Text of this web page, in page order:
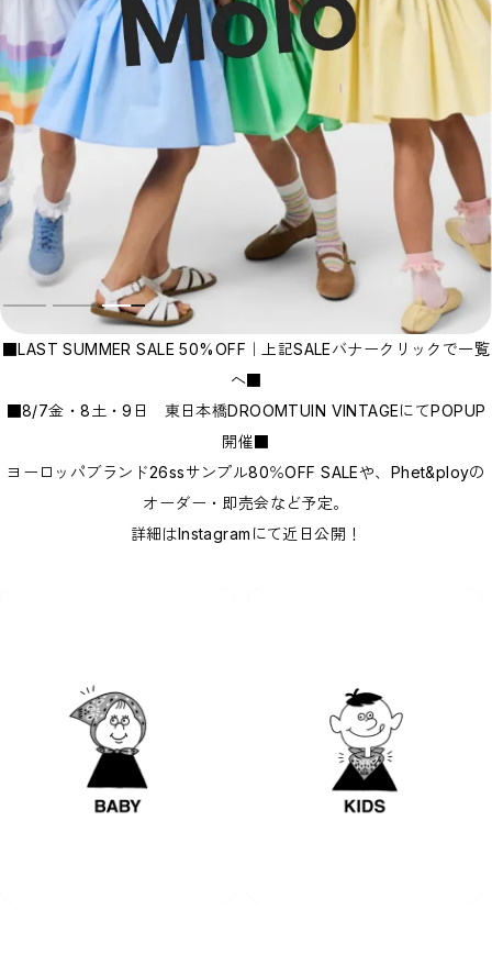
◇BABY
Outer/Jacket
Tops
Bottoms
Rompers/Overalls
Dress
Others
◇KIDS
Outer/Jacket
Tops
Bottoms
Rompers/Overalls
Dress
Leg-wear
Accessories/Hair Accessories
Others
◇GOODS
◇ACCESSORIES
◇BABY&KIDS VINTAGE
◆GIRL
A~G
CLOSE
■LAST SUMMER SALE 50%OFF｜上記SALEバナークリックで一覧
へ■
■8/7金・8土・9日 東日本橋DROOMTUIN VINTAGEにてPOPUP
開催■
ヨーロッパブランド26ssサンプル80％OFF SALEや、Phet&ployの
オーダー・即売会など予定。